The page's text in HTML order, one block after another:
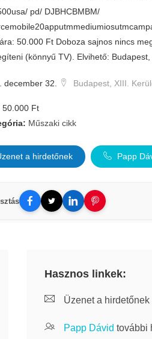
pd/ DJBHCBMBM/
50.000 Ft Doboza sajnos nincs
(könnyű TV). Elvihető:
december 32. Budapest, XIII.
50.000 Ft
Műszaki cikk
a hirdetőnek Papp
Hasznos linkek:
Üzenet a hirdetőnek
Papp Dávid további